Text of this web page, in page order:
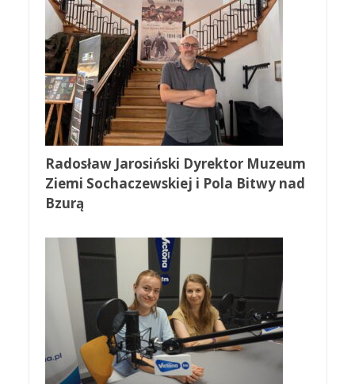
Radosław Jarosiński Dyrektor Muzeum
Ziemi Sochaczewskiej i Pola Bitwy nad
Bzurą